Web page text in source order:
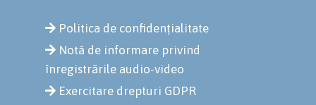
Politica de confidențialitate
Notă de informare privind
înregistrările audio-video
Exercitare drepturi GDPR